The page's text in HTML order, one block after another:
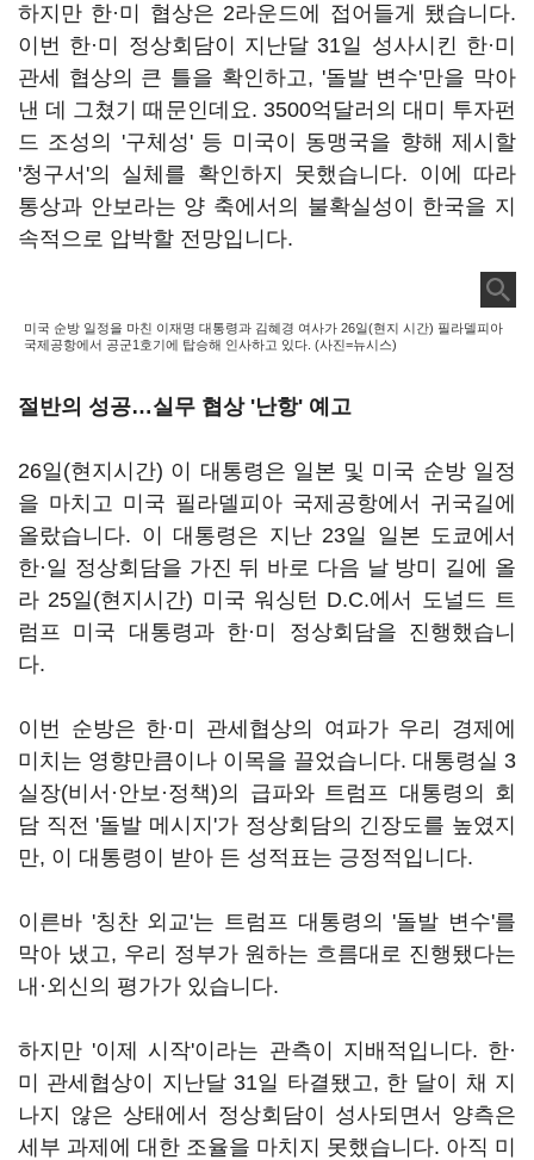
하지만 한·미 협상은 2라운드에 접어들게 됐습니다.
이번 한·미 정상회담이 지난달 31일 성사시킨 한·미
관세 협상의 큰 틀을 확인하고, '돌발 변수'만을 막아
낸 데 그쳤기 때문인데요. 3500억달러의 대미 투자펀
드 조성의 '구체성' 등 미국이 동맹국을 향해 제시할
'청구서'의 실체를 확인하지 못했습니다. 이에 따라
통상과 안보라는 양 축에서의 불확실성이 한국을 지
속적으로 압박할 전망입니다.
미국 순방 일정을 마친 이재명 대통령과 김혜경 여사가 26일(현지 시간) 필라델피아
국제공항에서 공군1호기에 탑승해 인사하고 있다. (사진=뉴시스)
절반의 성공…실무 협상 '난항' 예고
26일(현지시간) 이 대통령은 일본 및 미국 순방 일정
을 마치고 미국 필라델피아 국제공항에서 귀국길에
올랐습니다. 이 대통령은 지난 23일 일본 도쿄에서
한·일 정상회담을 가진 뒤 바로 다음 날 방미 길에 올
라 25일(현지시간) 미국 워싱턴 D.C.에서 도널드 트
럼프 미국 대통령과 한·미 정상회담을 진행했습니
다.
이번 순방은 한·미 관세협상의 여파가 우리 경제에
미치는 영향만큼이나 이목을 끌었습니다. 대통령실 3
실장(비서·안보·정책)의 급파와 트럼프 대통령의 회
담 직전 '돌발 메시지'가 정상회담의 긴장도를 높였지
만, 이 대통령이 받아 든 성적표는 긍정적입니다.
이른바 '칭찬 외교'는 트럼프 대통령의 '돌발 변수'를
막아 냈고, 우리 정부가 원하는 흐름대로 진행됐다는
내·외신의 평가가 있습니다.
하지만 '이제 시작'이라는 관측이 지배적입니다. 한·
미 관세협상이 지난달 31일 타결됐고, 한 달이 채 지
나지 않은 상태에서 정상회담이 성사되면서 양측은
세부 과제에 대한 조율을 마치지 못했습니다. 아직 미